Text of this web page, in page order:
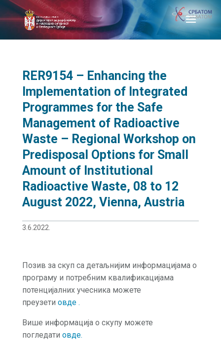
RER9154 – Enhancing the
Implementation of Integrated
Programmes for the Safe
Management of Radioactive
Waste – Regional Workshop on
Predisposal Options for Small
Amount of Institutional
Radioactive Waste, 08 to 12
August 2022, Vienna, Austria
3.6.2022.
Позив за скуп са детаљнијим информацијама о
програму и потребним квалификацијама
потенцијалних учесника можете
преузети овде .
Више информација о скупу можете
погледати овде.